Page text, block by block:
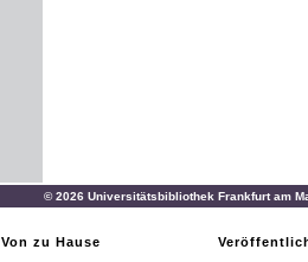
© 2026 Universitätsbibliothek Frankfurt am
Von zu Hause